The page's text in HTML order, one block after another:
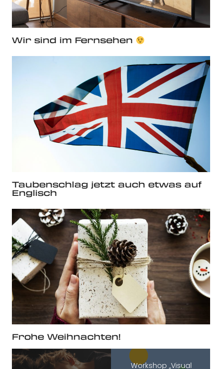
Wir sind im Fernsehen
Taubenschlag jetzt auch etwas auf
Englisch
Frohe Weihnachten!
Workshop „Visual